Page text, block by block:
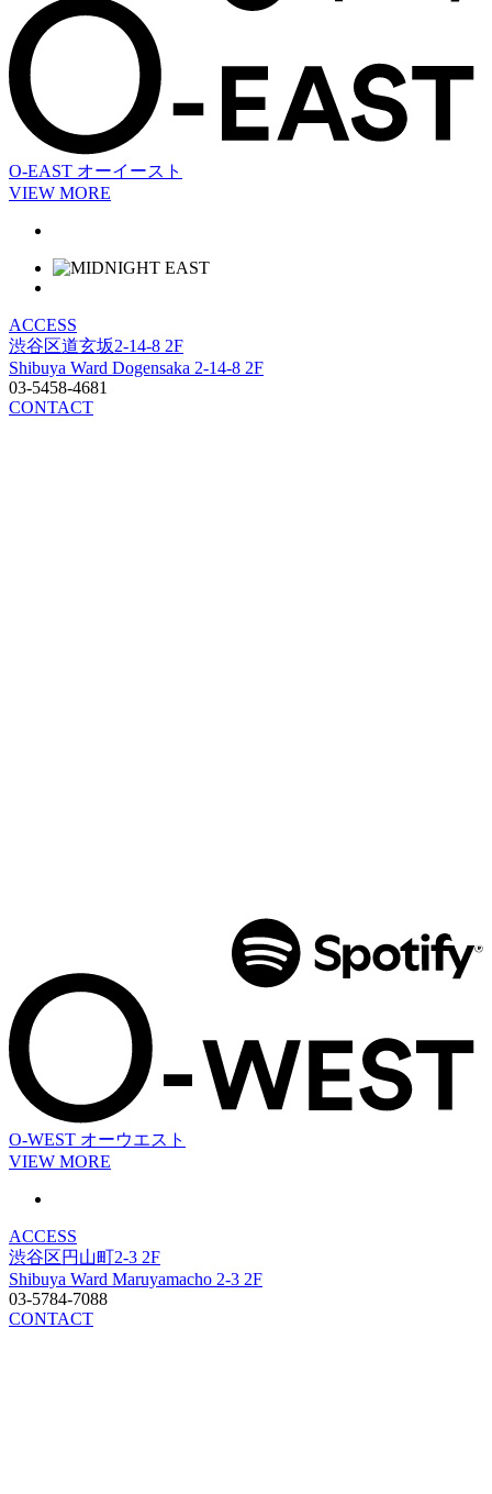
O-EAST オーイースト
VIEW MORE
ACCESS
渋谷区道玄坂2-14-8 2F
Shibuya Ward Dogensaka 2-14-8 2F
03-5458-4681
CONTACT
O-WEST オーウエスト
VIEW MORE
ACCESS
渋谷区円山町2-3 2F
Shibuya Ward Maruyamacho 2-3 2F
03-5784-7088
CONTACT